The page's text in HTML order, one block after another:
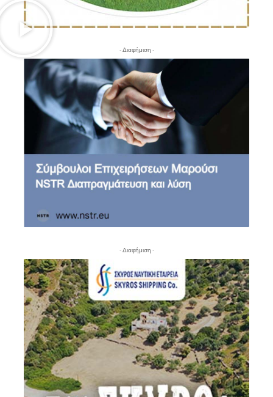
- Διαφήμιση -
- Διαφήμιση -